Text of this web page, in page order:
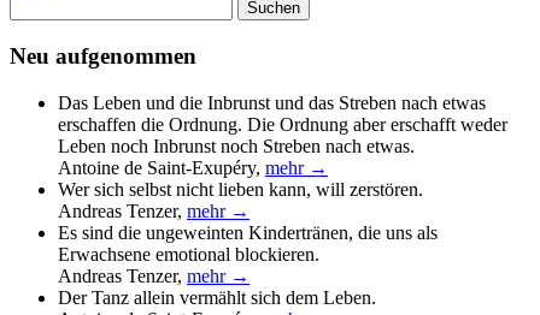
nach:
Neu aufgenommen
Das Leben und die Inbrunst und das Streben nach etwas
erschaffen die Ordnung. Die Ordnung aber erschafft weder
Leben noch Inbrunst noch Streben nach etwas.
Antoine de Saint-Exupéry, mehr →
Wer sich selbst nicht lieben kann, will zerstören.
Andreas Tenzer, mehr →
Es sind die ungeweinten Kindertränen, die uns als
Erwachsene emotional blockieren.
Andreas Tenzer, mehr →
Der Tanz allein vermählt sich dem Leben.